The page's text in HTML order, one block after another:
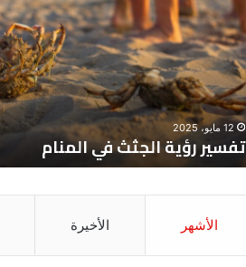
12 مايو، 2025
تفسير رؤية الجثث في المنام
الأشهر الأخيرة